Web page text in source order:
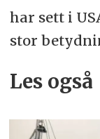
har sett i
stor
Les også